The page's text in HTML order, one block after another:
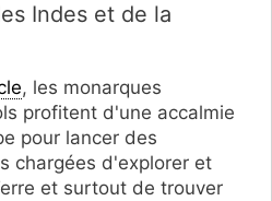
Indes et de la
, les monarques
profitent d'une accalmie
pour lancer des
chargées d'explorer et
et surtout de trouver